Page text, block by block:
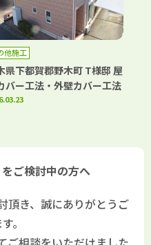
他施工
県下都賀郡野木町 T様邸 屋
バー工法・外壁カバー工法
ご検討中の方へ
頂き、誠にありがとうご
。